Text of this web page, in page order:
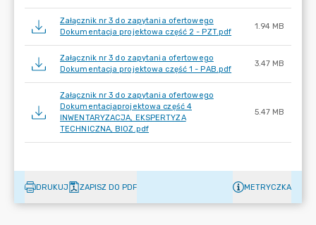
Załącznik nr 3 do zapytania ofertowego
Dokumentacja projektowa część 2 - PZT.pdf
1.94 MB
Załącznik nr 3 do zapytania ofertowego
Dokumentacja projektowa część 1 - PAB.pdf
3.47 MB
Załącznik nr 3 do zapytania ofertowego
Dokumentacjaprojektowa część 4
INWENTARYZACJA, EKSPERTYZA
TECHNICZNA, BIOZ.pdf
5.47 MB
DRUKUJ ZAPISZ DO PDF METRYCZKA